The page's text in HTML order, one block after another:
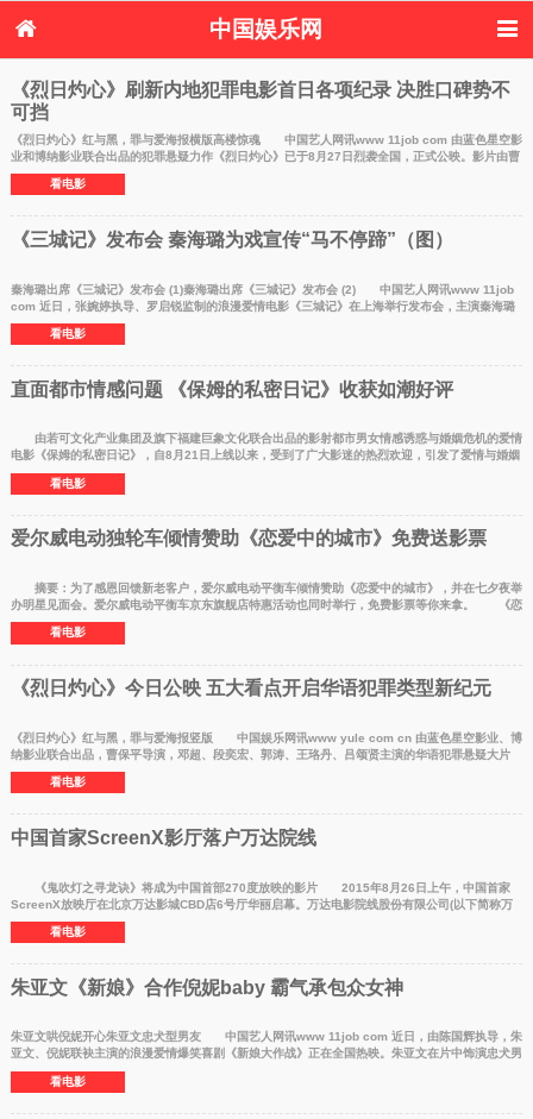
中国娱乐网
首页 新闻 女性
看电影
电视剧
热周边
《烈日灼心》刷新内地犯罪电影首日各项纪录 决胜口碑势不
可挡
《烈日灼心》红与黑，罪与爱海报横版高楼惊魂 中国艺人网讯www 11job com 由蓝色星空影
业和博纳影业联合出品的犯罪悬疑力作《烈日灼心》已于8月27日烈袭全国，正式公映。影片由曹
保平执导，
看电影
《三城记》发布会 秦海璐为戏宣传“马不停蹄”（图）
秦海璐出席《三城记》发布会 (1)秦海璐出席《三城记》发布会 (2) 中国艺人网讯www 11job
com 近日，张婉婷执导、罗启锐监制的浪漫爱情电影《三城记》在上海举行发布会，主演秦海璐
等悉数出席
看电影
直面都市情感问题 《保姆的私密日记》收获如潮好评
由若可文化产业集团及旗下福建巨象文化联合出品的影射都市男女情感诱惑与婚姻危机的爱情
电影《保姆的私密日记》，自8月21日上线以来，受到了广大影迷的热烈欢迎，引发了爱情与婚姻
的话题热议，
看电影
爱尔威电动独轮车倾情赞助《恋爱中的城市》免费送影票
摘要：为了感恩回馈新老客户，爱尔威电动平衡车倾情赞助《恋爱中的城市》，并在七夕夜举
办明星见面会。爱尔威电动平衡车京东旗舰店特惠活动也同时举行，免费影票等你来拿。 《恋
爱中的城市
看电影
《烈日灼心》今日公映 五大看点开启华语犯罪类型新纪元
《烈日灼心》红与黑，罪与爱海报竖版 中国娱乐网讯www yule com cn 由蓝色星空影业、博
纳影业联合出品，曹保平导演，邓超、段奕宏、郭涛、王珞丹、吕颂贤主演的华语犯罪悬疑大片
《烈日灼心》将
看电影
中国首家ScreenX影厅落户万达院线
《鬼吹灯之寻龙诀》将成为中国首部270度放映的影片 2015年8月26日上午，中国首家
ScreenX放映厅在北京万达影城CBD店6号厅华丽启幕。万达电影院线股份有限公司(以下简称万
达院线，002739 SZ)
看电影
朱亚文《新娘》合作倪妮baby 霸气承包众女神
朱亚文哄倪妮开心朱亚文忠犬型男友 中国艺人网讯www 11job com 近日，由陈国辉执导，朱
亚文、倪妮联袂主演的浪漫爱情爆笑喜剧《新娘大作战》正在全国热映。朱亚文在片中饰演忠犬男
友罗丹，一路
看电影